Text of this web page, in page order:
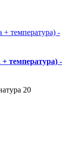
+ температура) -
20